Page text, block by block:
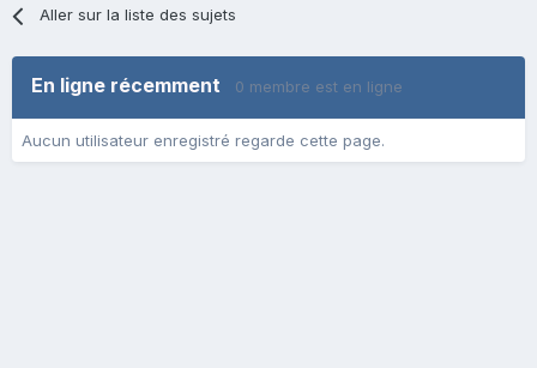
Aller sur la liste des sujets
En ligne récemment 0 membre est en ligne
Aucun utilisateur enregistré regarde cette page.